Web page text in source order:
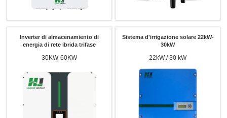
Inverter di almacenamiento di
energia di rete ibrida trifase
30KW-60KW
Sistema d'irrigazione solare 22kW-
30kW
22kW / 30 kW